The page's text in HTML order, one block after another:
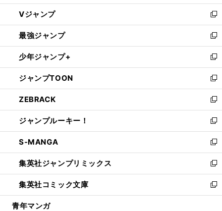
ウ
ィ
ン
ド
ウ
で
開
く
し
い
ウ
ィ
ン
ド
ウ
で
開
く
Vジャンプ
新
し
い
ウ
ィ
ン
ド
ウ
で
開
く
最強ジャンプ
新
し
い
ウ
ィ
ン
ド
ウ
で
開
く
少年ジャンプ+
新
し
い
ウ
ィ
ン
ド
ウ
で
開
く
ジャンプTOON
新
し
い
ウ
ィ
ン
ド
ウ
で
開
く
ZEBRACK
新
し
い
ウ
ィ
ン
ド
ウ
で
開
ジャンプルーキー！
新
し
い
ウ
ィ
ン
ド
ウ
S-MANGA
新
し
い
ウ
ィ
ン
集英社ジャンプリミックス
新
し
い
ウ
集英社コミック文庫
新
し
青年マンガ